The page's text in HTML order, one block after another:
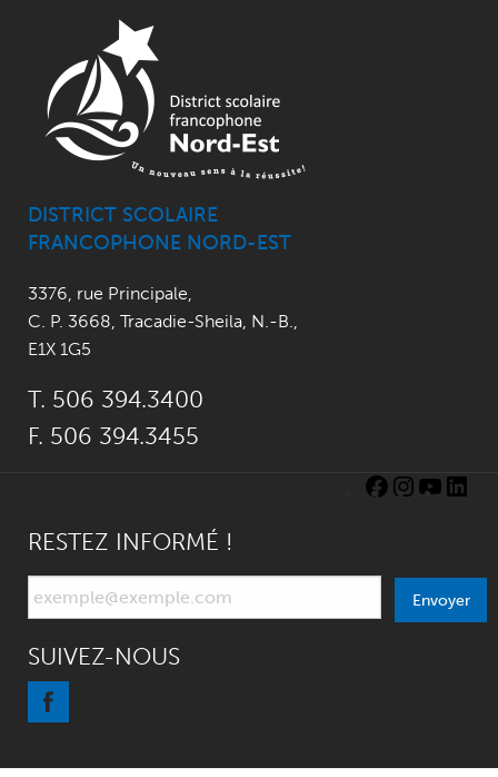
DISTRICT SCOLAIRE
FRANCOPHONE NORD-EST
3376, rue Principale,
C. P. 3668, Tracadie-Sheila, N.-B.,
E1X 1G5
T. 506 394.3400
F. 506 394.3455
Facebook
Instagram
RESTEZ INFORMÉ !
Envoyer
SUIVEZ-NOUS